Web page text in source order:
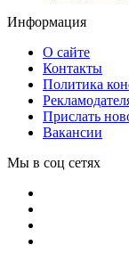
Информация
О сайте
Контакты
Политика
Прислать
Вакансии
Мы в соц сетях